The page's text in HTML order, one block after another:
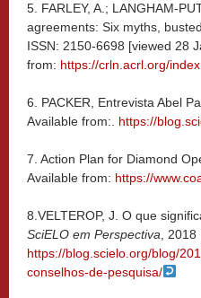
5. FARLEY, A.; LANGHAM-
agreements: Six myths,
ISSN: 2150-6698 [viewed 28
from: https://crln.acrl.org/
6. PACKER, Entrevista Abel
Available from:. https://
7. Action Plan for Diamond
Available from: https://
8.VELTEROP, J. O que
SciELO em Perspectiva ,
https://blog.scielo.org/blog/
conselhos-de-pesquisa/